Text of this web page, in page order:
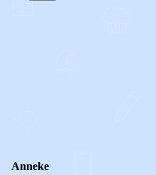
Anneke